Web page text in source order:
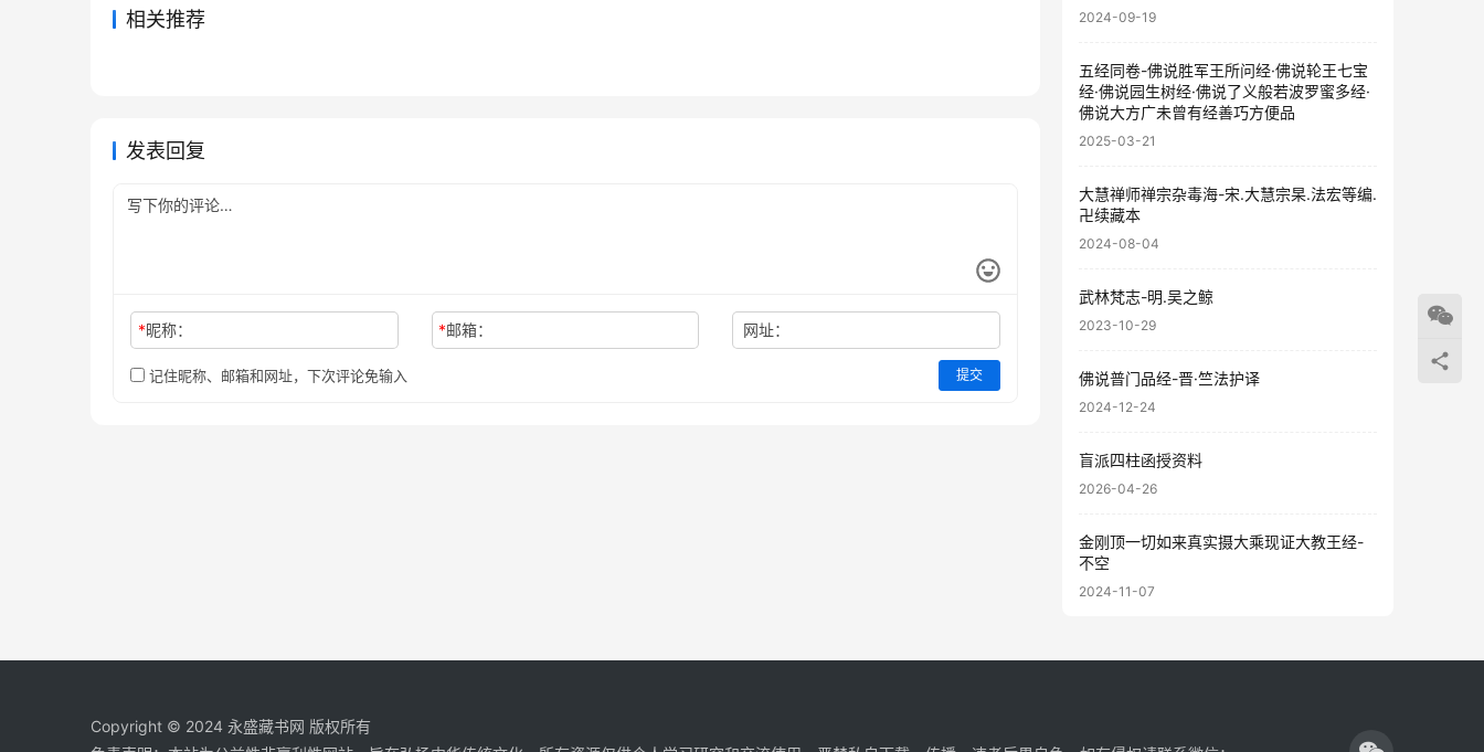
相关推荐
发表回复
*昵称： *邮箱： 网址：
记住昵称、邮箱和网址，下次评论免输入 提交
2024-09-19
五经同卷-佛说胜军王所问经·佛说轮王七宝
经·佛说园生树经·佛说了义般若波罗蜜多经·
佛说大方广未曾有经善巧方便品
2025-03-21
大慧禅师禅宗杂毒海-宋.大慧宗杲.法宏等编.
卍续藏本
2024-08-04
武林梵志-明.吴之鲸
2023-10-29
佛说普门品经-晋·竺法护译
2024-12-24
盲派四柱函授资料
2026-04-26
金刚顶一切如来真实摄大乘现证大教王经-
不空
2024-11-07
Copyright © 2024 永盛藏书网 版权所有